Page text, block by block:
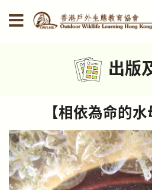
出版
【相依為命的水